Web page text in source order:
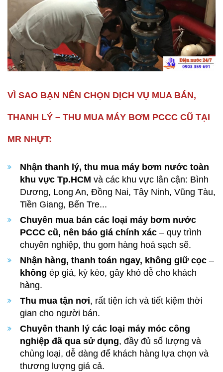
VÌ SAO BẠN NÊN CHỌN DỊCH VỤ MUA BÁN,
THANH LÝ – THU MUA MÁY BƠM PCCC CŨ TẠI
MR NHỰT:
Nhận thanh lý, thu mua máy bơm nước toàn
khu vực Tp.HCM và các khu vực lân cận: Bình
Dương, Long An, Đồng Nai, Tây Ninh, Vũng Tàu,
Tiền Giang, Bến Tre...
Chuyên mua bán các loại máy bơm nước
PCCC cũ, nên báo giá chính xác – quy trình
chuyên nghiệp, thu gom hàng hoá sạch sẽ.
Nhận hàng, thanh toán ngay, không giữ cọc –
không ép giá, kỳ kèo, gây khó dễ cho khách
hàng.
Thu mua tận nơi, rất tiện ích và tiết kiệm thời
gian cho người bán.
Chuyên thanh lý các loại máy móc công
nghiệp đã qua sử dụng, đầy đủ số lượng và
chủng loại, dễ dàng để khách hàng lựa chọn và
thương lượng giá cả.